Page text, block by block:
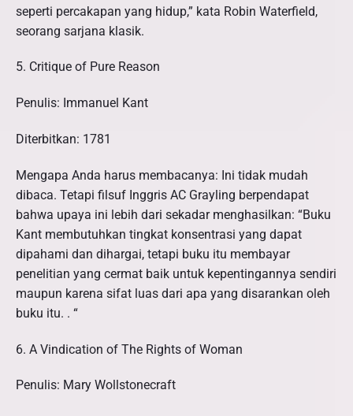
seperti percakapan yang hidup,” kata Robin Waterfield,
seorang sarjana klasik.
5. Critique of Pure Reason
Penulis: Immanuel Kant
Diterbitkan: 1781
Mengapa Anda harus membacanya: Ini tidak mudah
dibaca. Tetapi filsuf Inggris AC Grayling berpendapat
bahwa upaya ini lebih dari sekadar menghasilkan: “Buku
Kant membutuhkan tingkat konsentrasi yang dapat
dipahami dan dihargai, tetapi buku itu membayar
penelitian yang cermat baik untuk kepentingannya sendiri
maupun karena sifat luas dari apa yang disarankan oleh
buku itu. . “
6. A Vindication of The Rights of Woman
Penulis: Mary Wollstonecraft